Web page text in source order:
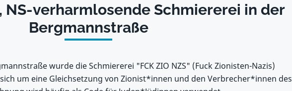
verharmlosende Schmiererei in der
Bergmannstraße
wurde die Schmiererei "FCK ZIO NZS" (Fuck Zionisten-Nazis)
um eine Gleichsetzung von Zionist*innen und den Verbrecher*innen des